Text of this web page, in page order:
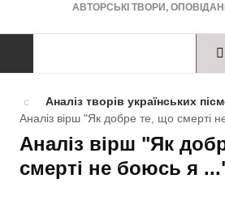
АВТОРСЬКІ ТВОРИ,
Твори англійською
Аналіз творів українських
Аналіз вірш "Як добре те, що смерті
Аналіз вірш "Як
смерті не боюсь я